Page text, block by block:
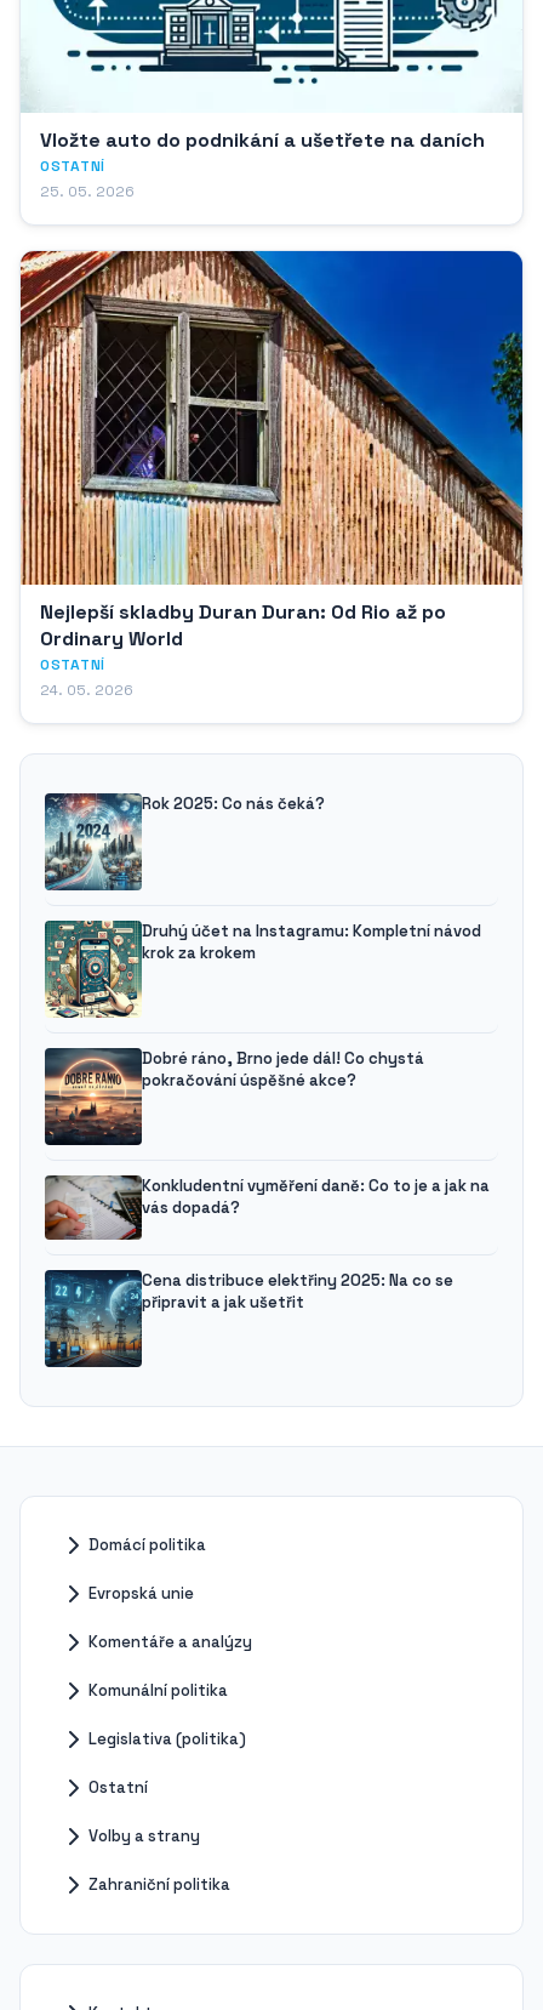
Vložte auto do podnikání a ušetřete na daních
OSTATNÍ
25. 05. 2026
Nejlepší skladby Duran Duran: Od Rio až po
Ordinary World
OSTATNÍ
24. 05. 2026
Rok 2025: Co nás čeká?
Druhý účet na Instagramu: Kompletní návod
krok za krokem
Dobré ráno, Brno jede dál! Co chystá
pokračování úspěšné akce?
Konkludentní vyměření daně: Co to je a jak na
vás dopadá?
Cena distribuce elektřiny 2025: Na co se
připravit a jak ušetřit
Domácí politika
Evropská unie
Komentáře a analýzy
Komunální politika
Legislativa (politika)
Ostatní
Volby a strany
Zahraniční politika